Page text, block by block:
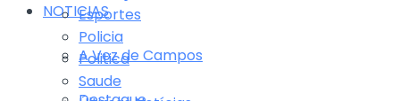
NOTICIAS
A Voz de Campos
Esportes
Policia
Politica
Saude